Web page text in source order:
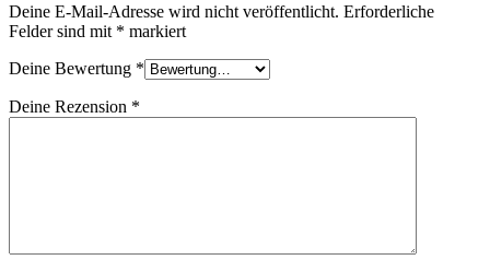
Deine E-Mail-Adresse wird nicht veröffentlicht. Erforderliche
Felder sind mit * markiert
Deine Bewertung *
Deine Rezension *